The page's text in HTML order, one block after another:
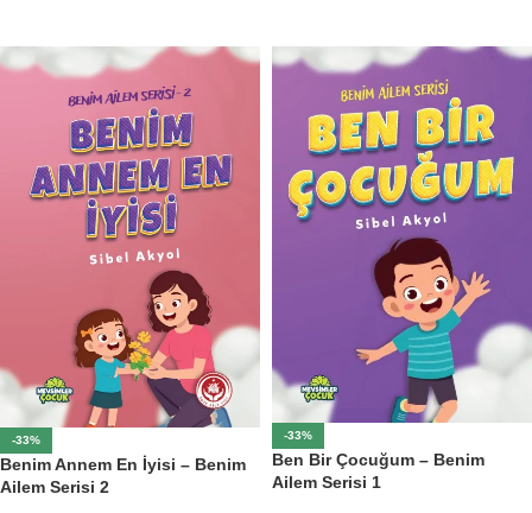
-33%
Benim Annem En İyisi – Benim
Ailem Serisi 2
-33%
Ben Bir Çocuğum – Benim
Ailem Serisi 1